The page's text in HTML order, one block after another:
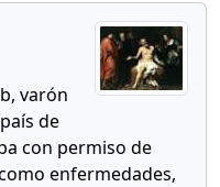
varón
de
con permiso de
enfermedades,